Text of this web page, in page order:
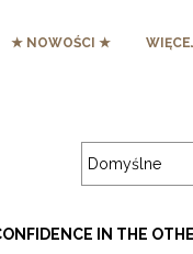
★ NOWOŚCI ★
IN THE